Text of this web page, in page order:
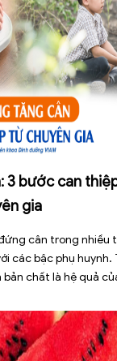
3 bước can
gia
cân trong nhiều
các bậc phụ huynh.
chất là hệ quả
ý dùng các loại […]